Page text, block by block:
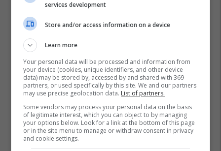
services development
Store and/or access information on a device
Learn more
Your personal data will be processed and information from
your device (cookies, unique identifiers, and other device
data) may be stored by, accessed by and shared with 369
partners, or used specifically by this site. We and our partners
may use precise geolocation data. List of partners.
Some vendors may process your personal data on the basis
of legitimate interest, which you can object to by managing
your options below. Look for a link at the bottom of this page
or in the site menu to manage or withdraw consent in privacy
and cookie settings.